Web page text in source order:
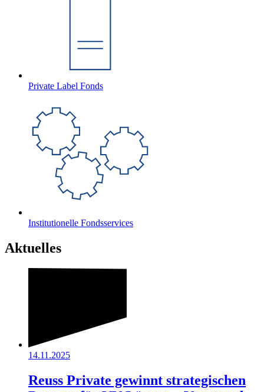
Private Label Fonds
Institutionelle Fondsservices
Aktuelles
14.11.2025
Reuss Private gewinnt strategischen